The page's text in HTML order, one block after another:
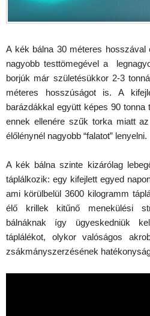
A kék bálna 30 méteres
nagyobb testtömegével a
borjúk már születésükkor 2-3
méteres hosszúságot is. A
barázdákkal együtt képes 90 tonna
ennek ellenére szűk torka miatt
élőlénynél nagyobb “falatot” lenyelni.
A kék bálna szinte kizárólag
táplálkozik: egy kifejlett egyed
ami körülbelül 3600 kilogramm
élő krillek kitűnő menekülési
bálnáknak így ügyeskedniük
táplálékot, olykor valóságos
zsákmányszerzésének